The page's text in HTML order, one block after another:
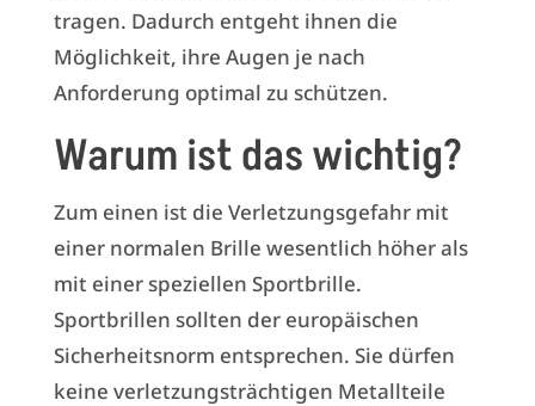
tragen. Dadurch entgeht ihnen die
Möglichkeit, ihre Augen je nach
Anforderung optimal zu schützen.
Warum ist das wichtig?
Zum einen ist die Verletzungsgefahr mit
einer normalen Brille wesentlich höher als
mit einer speziellen Sportbrille.
Sportbrillen sollten der europäischen
Sicherheitsnorm entsprechen. Sie dürfen
keine verletzungsträchtigen Metallteile